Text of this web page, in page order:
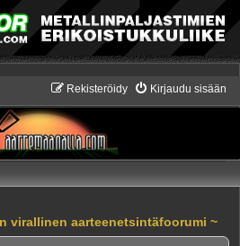
Kirjaudu sisään
Rekisteröidy
virallinen aarteenetsintäfoorumi ~